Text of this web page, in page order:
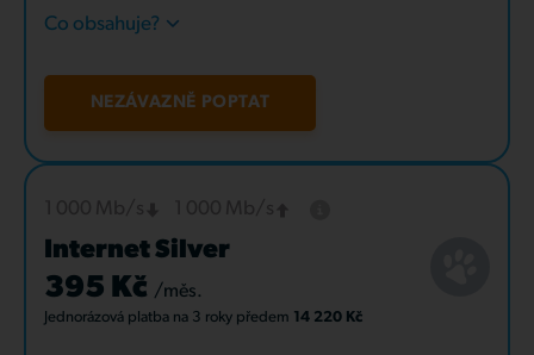
Co obsahuje?
NEZÁVAZNĚ POPTAT
Internet Silver
395 Kč /měs.
Jednorázová platba na 3 roky předem 14 220 Kč